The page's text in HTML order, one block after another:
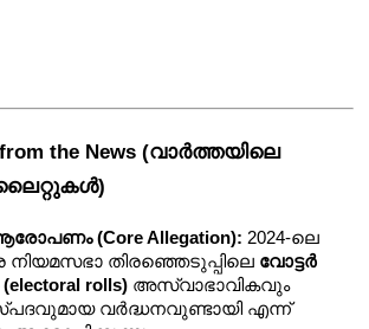
the News (വാർത്തയിലെ
(Core Allegation): 2024-ലെ
നിയമസഭാ തിരഞ്ഞെടുപ്പിലെ വോട്ടർ
rolls) അസ്വാഭാവികവും
വർദ്ധനവുണ്ടായി എന്ന്